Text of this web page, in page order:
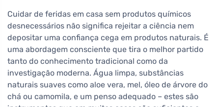
Cuidar de feridas em casa sem produtos químicos
desnecessários não significa rejeitar a ciência nem
depositar uma confiança cega em produtos naturais. É
uma abordagem consciente que tira o melhor partido
tanto do conhecimento tradicional como da
investigação moderna. Água limpa, substâncias
naturais suaves como aloe vera, mel, óleo de árvore do
chá ou camomila, e um penso adequado – estes são